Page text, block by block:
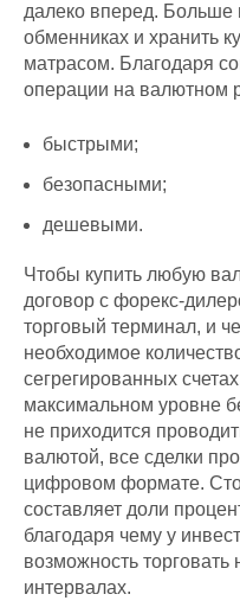
далеко вперед. Больше
обменниках и хранить
матрасом. Благодаря
операции на валютном
быстрыми;
безопасными;
дешевыми.
Чтобы купить любую
договор с форекс-
торговый терминал, и
необходимое
сегрегированных
максимальном уровне
не приходится
валютой, все сделки
цифровом формате.
составляет доли
благодаря чему у
возможность
интервалах.